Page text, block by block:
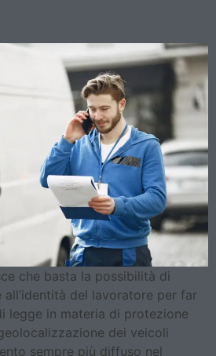
che basta la possibilità di
del lavoratore per far
legge in materia di protezione
dei veicoli
sempre più diffuso nel